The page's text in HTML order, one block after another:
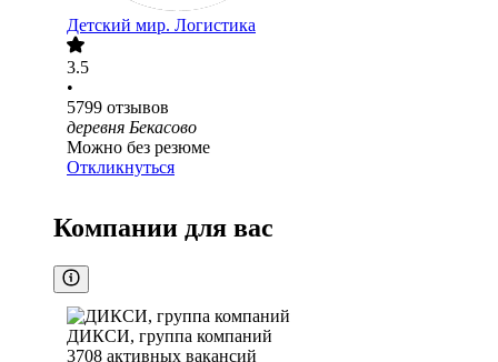
Детский мир. Логистика
3.5
•
5799 отзывов
деревня Бекасово
Можно без резюме
Откликнуться
Компании для вас
ДИКСИ, группа компаний
3708 активных вакансий